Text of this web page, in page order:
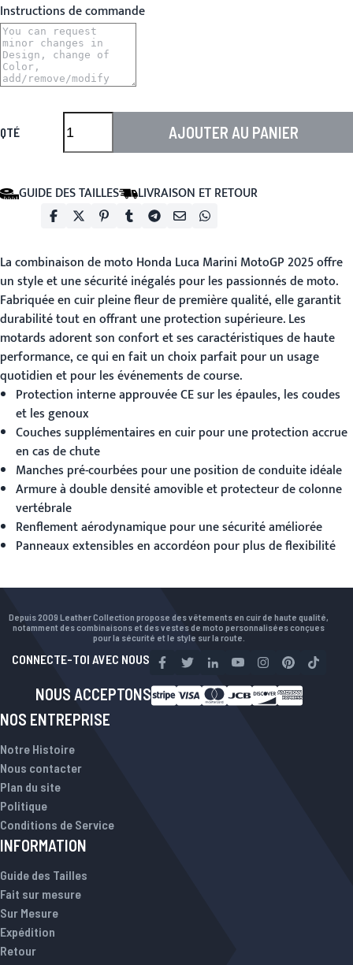
Instructions de commande
QTÉ AJOUTER AU PANIER
GUIDE DES TAILLES LIVRAISON ET RETOUR
Lacombinaison de moto Honda Luca Marini MotoGP 2025 offre
un style et une sécurité inégalés pour les passionnés de moto.
Fabriquée en cuir pleine fleur de première qualité, elle garantit
durabilité tout en offrant une protection supérieure. Les
motards adorent son confort et ses caractéristiques de haute
performance, ce qui en fait un choix parfait pour un usage
quotidien et pour les événements de course.
Protection interne approuvée CE sur les épaules, les coudes
et les genoux
Couches supplémentaires en cuir pour une protection accrue
en cas de chute
Manches pré-courbées pour une position de conduite idéale
Armure à double densité amovible et protecteur de colonne
vertébrale
Renflement aérodynamique pour une sécurité améliorée
Panneaux extensibles en accordéon pour plus de flexibilité
Depuis 2009 Leather Collection propose des vêtements en cuir de haute qualité,
notamment des combinaisons et des vestes de moto personnalisées conçues
pour la sécurité et le style sur la route.
CONNECTE-TOI AVEC NOUS
NOUS ACCEPTONS
NOS ENTREPRISE
Notre Histoire
Nous contacter
Plan du site
Politique
Conditions de Service
INFORMATION
Guide des Tailles
Fait sur mesure
Sur Mesure
Expédition
Retour